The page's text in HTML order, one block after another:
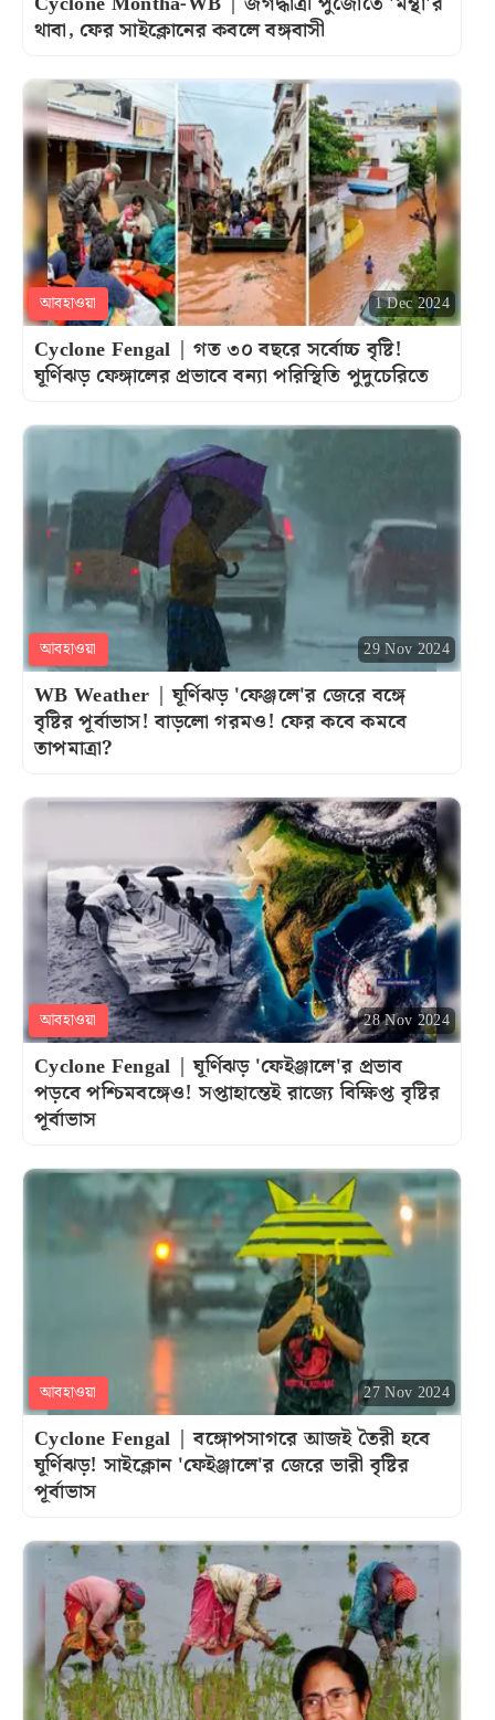
থাবা, ফের সাইক্লোনের কবলে বঙ্গবাসী
আবহাওয়া 1 Dec 2024
Cyclone Fengal | গত ৩০ বছরে সর্বোচ্চ বৃষ্টি!
ঘূর্ণিঝড় ফেঙ্গালের প্রভাবে বন্যা পরিস্থিতি পুদুচেরিতে
আবহাওয়া 29 Nov 2024
WB Weather | ঘূর্ণিঝড় 'ফেঞ্জলে'র জেরে বঙ্গে
বৃষ্টির পূর্বাভাস! বাড়লো গরমও! ফের কবে কমবে
তাপমাত্রা?
আবহাওয়া 28 Nov 2024
Cyclone Fengal | ঘূর্ণিঝড় 'ফেইঞ্জালে'র প্রভাব
পড়বে পশ্চিমবঙ্গেও! সপ্তাহান্তেই রাজ্যে বিক্ষিপ্ত বৃষ্টির
পূর্বাভাস
আবহাওয়া 27 Nov 2024
Cyclone Fengal | বঙ্গোপসাগরে আজই তৈরী হবে
ঘূর্ণিঝড়! সাইক্লোন 'ফেইঞ্জালে'র জেরে ভারী বৃষ্টির
পূর্বাভাস